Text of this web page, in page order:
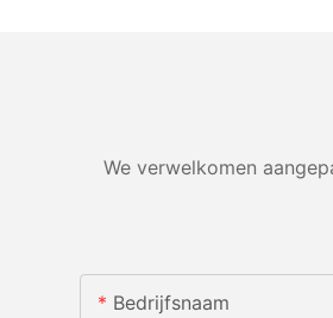
We verwelkomen
Bedrijfsnaam